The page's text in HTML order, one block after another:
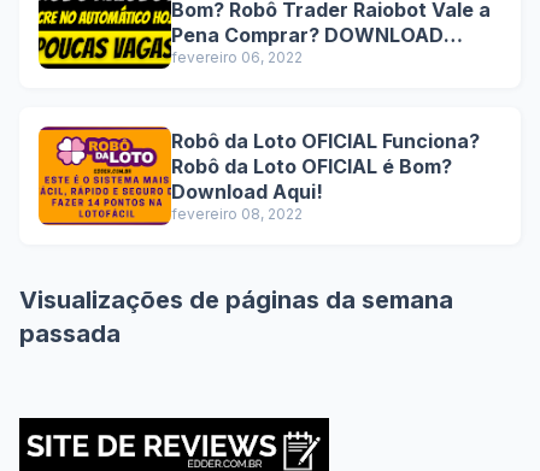
Bom? Robô Trader Raiobot Vale a
Pena Comprar? DOWNLOAD
Lucre no automático hoje!
fevereiro 06, 2022
Robô da Loto OFICIAL Funciona?
Robô da Loto OFICIAL é Bom?
Download Aqui!
fevereiro 08, 2022
Visualizações de páginas da semana
passada